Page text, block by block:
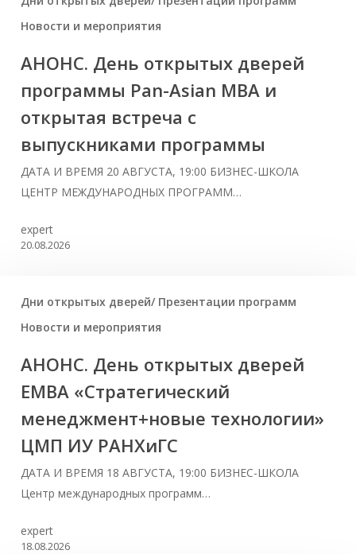
Новости и мероприятия
АНОНС. День открытых дверей
программы Pan-Asian MBA и
открытая встреча с
выпускниками программы
ДАТА И ВРЕМЯ 20 АВГУСТА, 19:00 БИЗНЕС-ШКОЛА
ЦЕНТР МЕЖДУНАРОДНЫХ ПРОГРАММ…
expert
20.08.2026
Дни открытых дверей/ Презентации программ
Новости и мероприятия
АНОНС. День открытых дверей
ЕМВА «Стратегический
менеджмент+новые технологии»
ЦМП ИУ РАНХиГС
ДАТА И ВРЕМЯ 18 АВГУСТА, 19:00 БИЗНЕС-ШКОЛА
Центр международных программ…
expert
18.08.2026